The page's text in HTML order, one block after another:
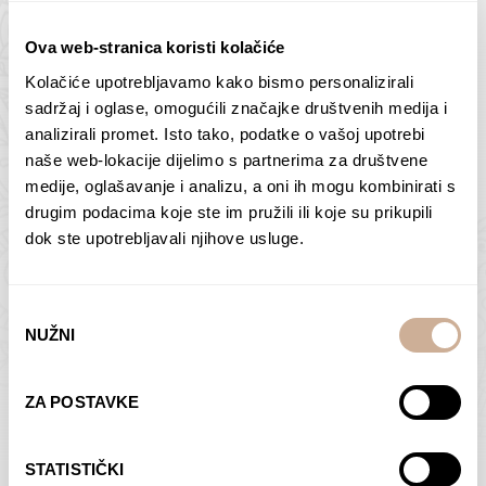
Ova web-stranica koristi kolačiće
Kolačiće upotrebljavamo kako bismo personalizirali
sadržaj i oglase, omogućili značajke društvenih medija i
analizirali promet. Isto tako, podatke o vašoj upotrebi
naše web-lokacije dijelimo s partnerima za društvene
medije, oglašavanje i analizu, a oni ih mogu kombinirati s
drugim podacima koje ste im pružili ili koje su prikupili
dok ste upotrebljavali njihove usluge.
pristanka
NUŽNI
ZA POSTAVKE
STATISTIČKI
Butan – ljudi 2
75,00€ – 138,00€Raspon
cijena:
od
75,00 €
do
ODABERI OPCIJE
Antarktika – krajolik
2
75,00€ – 138,00€Raspon
cijena:
ODABERI OPCIJE
Moreškanti – sjena
€Raspon
cijena: